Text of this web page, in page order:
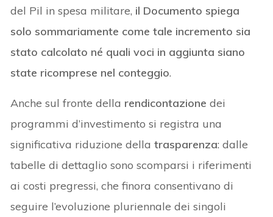
del Pil in spesa militare, il Documento spiega
solo sommariamente come tale incremento sia
stato calcolato né quali voci in aggiunta siano
state ricomprese nel conteggio.
Anche sul fronte della rendicontazione dei
programmi d’investimento si registra una
significativa riduzione dellatrasparenza: dalle
tabelle di dettaglio sono scomparsi i riferimenti
ai costi pregressi, che finora consentivano di
seguire l’evoluzione pluriennale dei singoli